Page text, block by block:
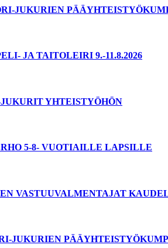
JUKURIEN
JA TAITOLEIRI 9.-11.8.2026
YHTEISTYÖHÖN
5-8- VUOTIAILLE LAPSILLE
VASTUUVALMENTAJAT
JUKURIEN